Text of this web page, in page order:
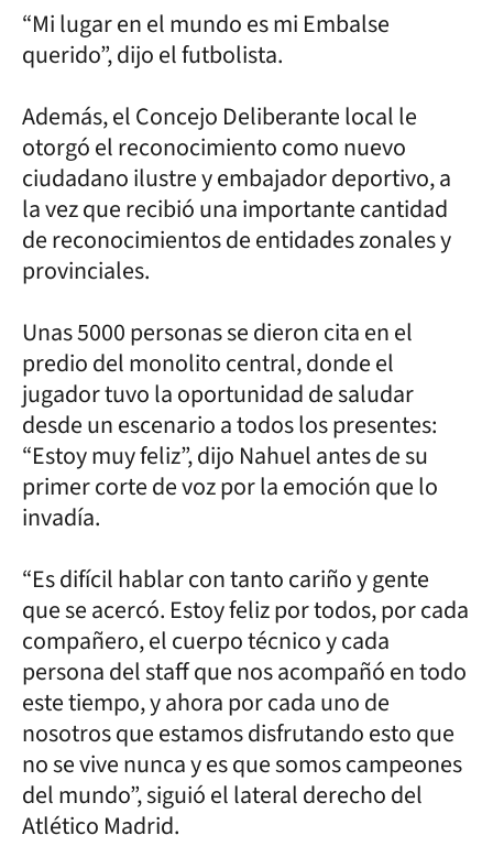
“Mi lugar en el mundo es mi Embalse
querido”, dijo el futbolista.
Además, el Concejo Deliberante local le
otorgó el reconocimiento como nuevo
ciudadano ilustre y embajador deportivo, a
la vez que recibió una importante cantidad
de reconocimientos de entidades zonales y
provinciales.
Unas 5000 personas se dieron cita en el
predio del monolito central, donde el
jugador tuvo la oportunidad de saludar
desde un escenario a todos los presentes:
“Estoy muy feliz”, dijo Nahuel antes de su
primer corte de voz por la emoción que lo
invadía.
“Es difícil hablar con tanto cariño y gente
que se acercó. Estoy feliz por todos, por cada
compañero, el cuerpo técnico y cada
persona del staff que nos acompañó en todo
este tiempo, y ahora por cada uno de
nosotros que estamos disfrutando esto que
no se vive nunca y es que somos campeones
del mundo”, siguió el lateral derecho del
Atlético Madrid.